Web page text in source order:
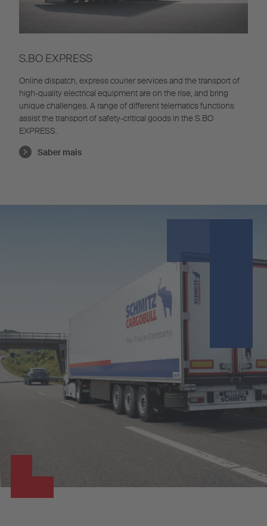
S.BO EXPRESS
Online dispatch, express courier services and the transport of
high-quality electrical equipment are on the rise, and bring
unique challenges. A range of different telematics functions
assist the transport of safety-critical goods in the S.BO
EXPRESS.
Saber mais